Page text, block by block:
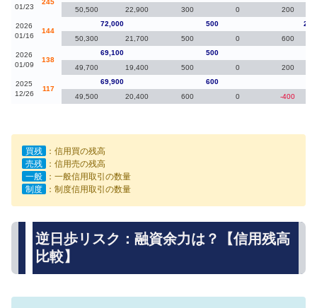
01/23
245
50,500
22,900 300 0 200
2026
01/16
144
72,000 500
50,300
21,700 500 0 600
2026
01/09
138
69,100 500
49,700
19,400 500 0 200
2025
12/26
117
69,900 600
49,500
20,400 600 0 -400
買残
：信用買の残高
売残
：信用売の残高
一般
：一般信用取引の数量
制度
：制度信用取引の数量
逆日歩リスク：融資余力は？【信用残高
比較】